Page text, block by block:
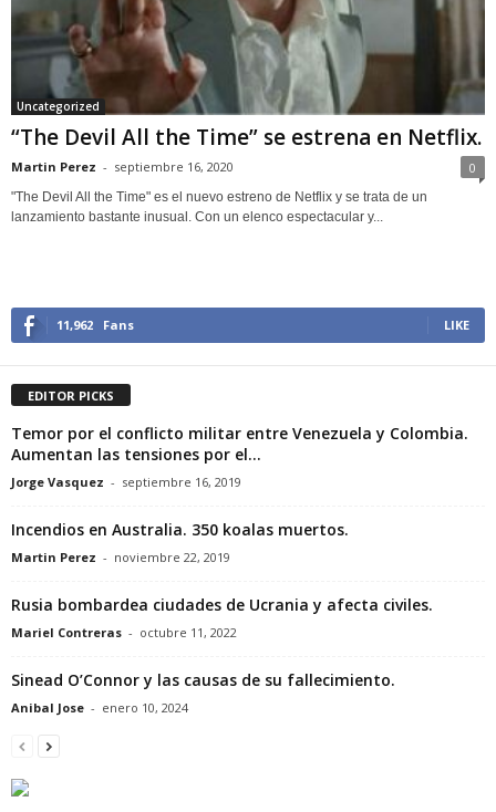
Uncategorized
“The Devil All the Time” se estrena en Netflix.
Martin Perez - septiembre 16, 2020 0
"The Devil All the Time" es el nuevo estreno de Netflix y se trata de un
lanzamiento bastante inusual. Con un elenco espectacular y...
11,962 Fans LIKE
EDITOR PICKS
Temor por el conflicto militar entre Venezuela y Colombia.
Aumentan las tensiones por el...
Jorge Vasquez - septiembre 16, 2019
Incendios en Australia. 350 koalas muertos.
Martin Perez - noviembre 22, 2019
Rusia bombardea ciudades de Ucrania y afecta civiles.
Mariel Contreras - octubre 11, 2022
Sinead O’Connor y las causas de su fallecimiento.
Anibal Jose - enero 10, 2024